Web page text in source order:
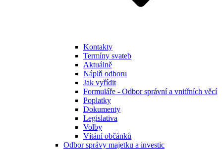
Kontakty
Termíny svateb
Aktuálně
Náplň odboru
Jak vyřídit
Formuláře - Odbor správní a vnitřních věcí
Poplatky
Dokumenty
Legislativa
Volby
Vítání občánků
Odbor správy majetku a investic